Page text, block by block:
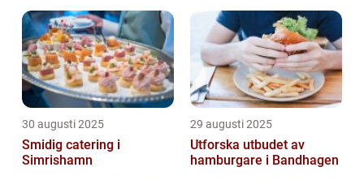
30 augusti 2025
Smidig catering i
Simrishamn
29 augusti 2025
Utforska utbudet av
hamburgare i Bandhagen